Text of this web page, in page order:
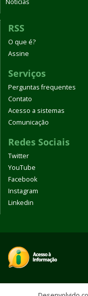
Notícias
RSS
O que é?
Assine
Serviços
Perguntas frequentes
Contato
Acesso a sistemas
Comunicação
Redes Sociais
Twitter
YouTube
Facebook
Instagram
Linkedin